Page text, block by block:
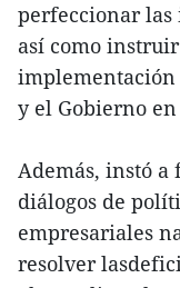
perfeccionar las
así como
implementación
y el Gobierno
Además, instó
diálogos de
empresariales
resolver